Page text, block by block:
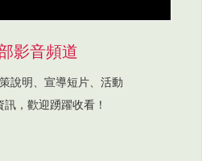
影音頻道
說明、宣導短片、活動
，歡迎踴躍收看！